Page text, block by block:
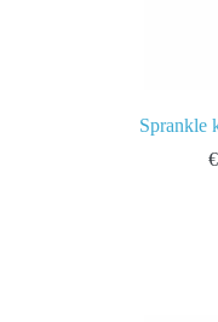
Sprankle
€